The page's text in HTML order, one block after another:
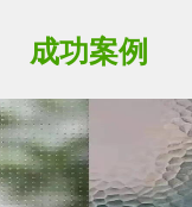
成功案例